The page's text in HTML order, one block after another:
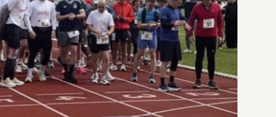
Laufen lohnt sich